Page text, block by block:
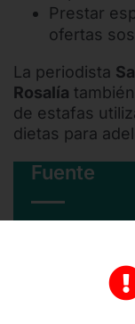
Prestar
ofertas
La periodista
Rosalía
de estafas
dietas para
Fuente
Lee el